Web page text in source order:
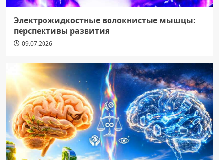
Электрожидкостные волокнистые мышцы:
перспективы развития
09.07.2026